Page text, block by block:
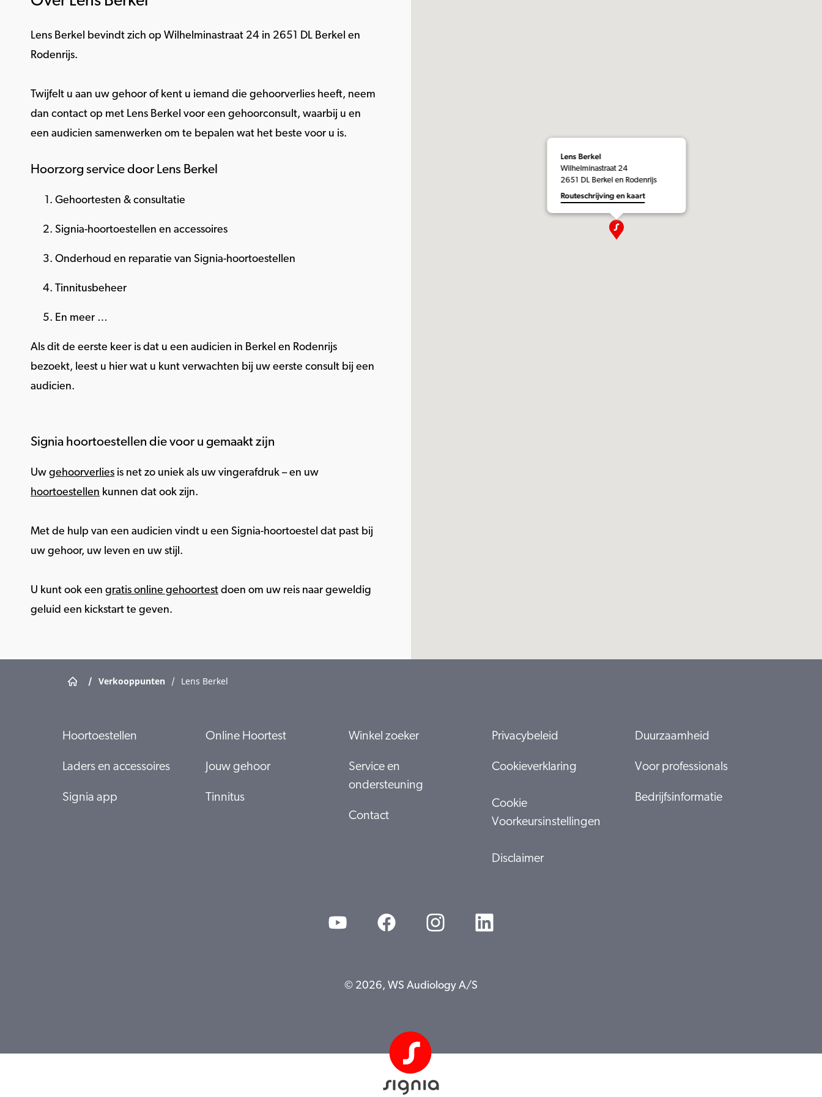
Lens Berkel bevindt zich op Wilhelminastraat 24 in 2651 DL Berkel en
Rodenrijs.
Twijfelt u aan uw gehoor of kent u iemand die gehoorverlies heeft, neem
dan contact op met Lens Berkel voor een gehoorconsult, waarbij u en
een audicien samenwerken om te bepalen wat het beste voor u is.
Hoorzorg service door Lens Berkel
Gehoortesten & consultatie
Signia-hoortoestellen en accessoires
Onderhoud en reparatie van Signia-hoortoestellen
Tinnitusbeheer
En meer …
Als dit de eerste keer is dat u een audicien in Berkel en Rodenrijs
bezoekt, leest u hier wat u kunt verwachten bij uw eerste consult bij een
audicien.
Signia hoortoestellen die voor u gemaakt zijn
Uw gehoorverlies is net zo uniek als uw vingerafdruk – en uw
hoortoestellen kunnen dat ook zijn.
Met de hulp van een audicien vindt u een Signia-hoortoestel dat past bij
uw gehoor, uw leven en uw stijl.
U kunt ook een gratis online gehoortest doen om uw reis naar geweldig
geluid een kickstart te geven.
Lens Berkel
Wilhelminastraat 24
2651 DL Berkel en Rodenrijs
Routeschrijving en kaart
/ Verkooppunten / Lens Berkel
Hoortoestellen
Laders en accessoires
Signia app
Online Hoortest
Jouw gehoor
Tinnitus
Winkel zoeker
Service en
ondersteuning
Contact
Privacybeleid
Cookieverklaring
Cookie
Voorkeursinstellingen
Disclaimer
Duurzaamheid
Voor professionals
Bedrijfsinformatie
© 2026, WS Audiology A/S